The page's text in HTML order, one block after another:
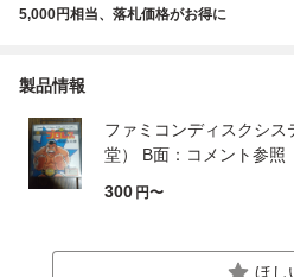
5,000円相当、落札価格がお得に
製品情報
ファミコンディスクシ
堂） B面：コメント参照
300 円〜
ほし